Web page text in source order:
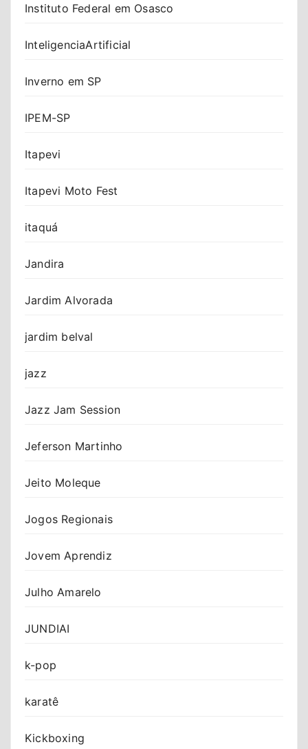
Instituto Federal em Osasco
InteligenciaArtificial
Inverno em SP
IPEM-SP
Itapevi
Itapevi Moto Fest
itaquá
Jandira
Jardim Alvorada
jardim belval
jazz
Jazz Jam Session
Jeferson Martinho
Jeito Moleque
Jogos Regionais
Jovem Aprendiz
Julho Amarelo
JUNDIAI
k-pop
karatê
Kickboxing